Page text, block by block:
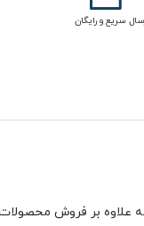
سریع و رایگان
علاوه بر فروش